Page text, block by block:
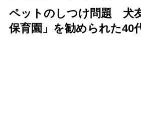
ペットのしつけ問題 犬
保育園」を勧められた40